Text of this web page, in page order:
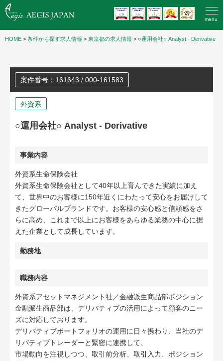
menu
HOME > 条件から探す求人情報 > 東京都の求人情報 > ○運用会社○ Analyst - Derivative
案件番号：161643 / 000-161583
外資系
○運用会社○ Analyst - Derivative
事業内容
外資系生命保険会社
外資系生命保険会社として40年以上育んできた実績に加え
て、世界中のお客様に150年近くにわたって安心をお届けして
きたグローバルブランドです。お客様の安心感と信頼感をさ
らに高め、これまで以上にお客様をあらゆる業務の中心に据
えた企業として成長しています。
勤務地
職務内容
外資系アセットマネジメント社／金融派生商品部ポジション
金融派生商品部は、デリバティブの活用によって顧客のニー
ズに対応しております。
デリバティブポートフォリオの運用に日々携わり、当社のデ
リバティブトレーダーと緊密に連携して、
市場動向を注視しつつ、取引前分析、取引入力、ポジション